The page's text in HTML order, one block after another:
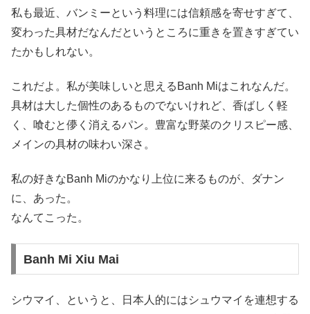
私も最近、バンミーという料理には信頼感を寄せすぎて、
変わった具材だなんだというところに重きを置きすぎてい
たかもしれない。
これだよ。私が美味しいと思えるBanh Miはこれなんだ。
具材は大した個性のあるものでないけれど、香ばしく軽
く、喰むと儚く消えるパン。豊富な野菜のクリスピー感、
メインの具材の味わい深さ。
私の好きなBanh Miのかなり上位に来るものが、ダナン
に、あった。
なんてこった。
Banh Mi Xiu Mai
シウマイ、というと、日本人的にはシュウマイを連想する